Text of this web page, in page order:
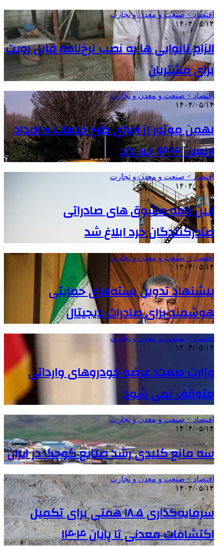
اقتصاد > صنعت و معدن و تجارت
۱۴۰۴/۰۵/۱۴
الزام نانوایی ها به نصب نرخ‌نامه قابل رویت
برای مشتریان
اقتصاد > صنعت و معدن و تجارت
۱۴۰۴/۰۵/۱۴
بهمن موتور از اجرای طرح خدمات و امداد
اربعین ۱۴۰۴ خبر داد
اقتصاد > صنعت و معدن و تجارت
۱۴۰۴/۰۵/۱۴
آیین نامه مشوق های صادراتی
صادرکنندگان خرد ابلاغ شد
اقتصاد > صنعت و معدن و تجارت
۱۴۰۴/۰۵/۱۴
پیشنهاد تدوین بسته‌های حمایتی
هوشمند برای صادرات دیجیتال
اقتصاد > صنعت و معدن و تجارت
۱۴۰۴/۰۵/۱۴
وزارت صمت: عرضه خودروهای وارداتی
متوقف نمی شود
اقتصاد > صنعت و معدن و تجارت
۱۴۰۴/۰۵/۱۴
سه مانع کلیدی رشد صنایع کوچک در ایران
اقتصاد > صنعت و معدن و تجارت
۱۴۰۴/۰۵/۱۴
سرمایه‌گذاری ۱۸.۵ همتی برای تکمیل
اکتشافات معدنی تا پایان ۱۴۰۴